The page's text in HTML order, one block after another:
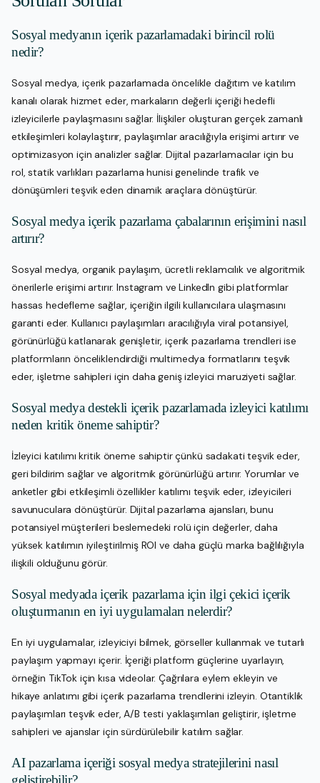
Sosyal medyanın içerik pazarlamadaki birincil rolü
nedir?
Sosyal medya, içerik pazarlamada öncelikle dağıtım ve katılım
kanalı olarak hizmet eder, markaların değerli içeriği hedefli
izleyicilerle paylaşmasını sağlar. İlişkiler oluşturan gerçek zamanlı
etkileşimleri kolaylaştırır, paylaşımlar aracılığıyla erişimi artırır ve
optimizasyon için analizler sağlar. Dijital pazarlamacılar için bu
rol, statik varlıkları pazarlama hunisi genelinde trafik ve
dönüşümleri teşvik eden dinamik araçlara dönüştürür.
Sosyal medya içerik pazarlama çabalarının erişimini nasıl
artırır?
Sosyal medya, organik paylaşım, ücretli reklamcılık ve algoritmik
önerilerle erişimi artırır. Instagram ve LinkedIn gibi platformlar
hassas hedefleme sağlar, içeriğin ilgili kullanıcılara ulaşmasını
garanti eder. Kullanıcı paylaşımları aracılığıyla viral potansiyel,
görünürlüğü katlanarak genişletir, içerik pazarlama trendleri ise
platformların önceliklendirdiği multimedya formatlarını teşvik
eder, işletme sahipleri için daha geniş izleyici maruziyeti sağlar.
Sosyal medya destekli içerik pazarlamada izleyici katılımı
neden kritik öneme sahiptir?
İzleyici katılımı kritik öneme sahiptir çünkü sadakati teşvik eder,
geri bildirim sağlar ve algoritmik görünürlüğü artırır. Yorumlar ve
anketler gibi etkileşimli özellikler katılımı teşvik eder, izleyicileri
savunuculara dönüştürür. Dijital pazarlama ajansları, bunu
potansiyel müşterileri beslemedeki rolü için değerler, daha
yüksek katılımın iyileştirilmiş ROI ve daha güçlü marka bağlılığıyla
ilişkili olduğunu görür.
Sosyal medyada içerik pazarlama için ilgi çekici içerik
oluşturmanın en iyi uygulamaları nelerdir?
En iyi uygulamalar, izleyiciyi bilmek, görseller kullanmak ve tutarlı
paylaşım yapmayı içerir. İçeriği platform güçlerine uyarlayın,
örneğin TikTok için kısa videolar. Çağrılara eylem ekleyin ve
hikaye anlatımı gibi içerik pazarlama trendlerini izleyin. Otantiklik
paylaşımları teşvik eder, A/B testi yaklaşımları geliştirir, işletme
sahipleri ve ajanslar için sürdürülebilir katılım sağlar.
AI pazarlama içeriği sosyal medya stratejilerini nasıl
geliştirebilir?